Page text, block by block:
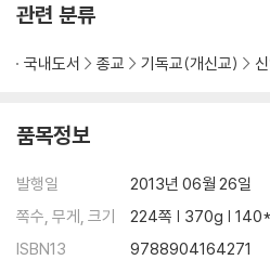
관련 분류
국내도서 종교 기독교(개신교)
품목정보
발행일
2013년 06월 26일
쪽수, 무게, 크기
224쪽 | 370g |
ISBN13
9788904164271